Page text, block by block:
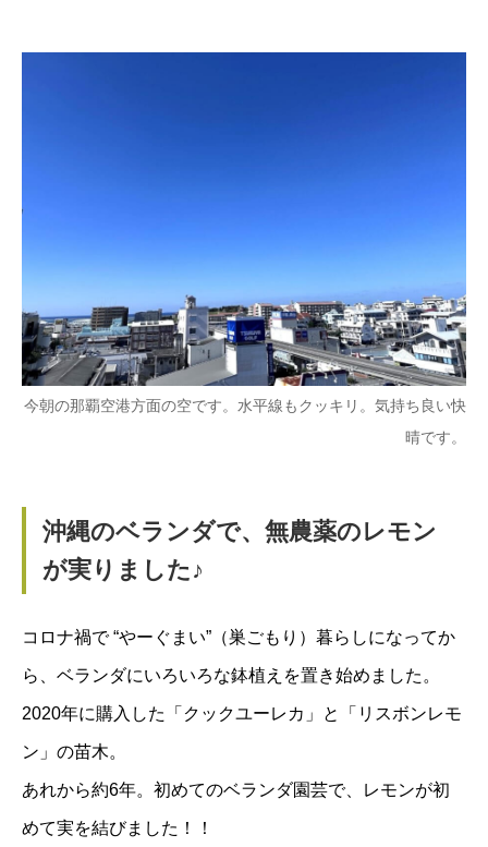
今朝の那覇空港方面の空です。水平線もクッキリ。気持ち良い快
晴です。
沖縄のベランダで、無農薬のレモン
が実りました♪
コロナ禍で “やーぐまい”（巣ごもり）暮らしになってか
ら、ベランダにいろいろな鉢植えを置き始めました。
2020年に購入した「クックユーレカ」と「リスボンレモ
ン」の苗木。
あれから約6年。初めてのベランダ園芸で、レモンが初
めて実を結びました！！